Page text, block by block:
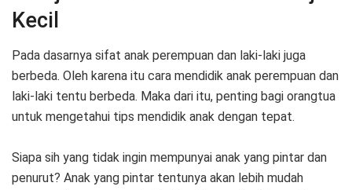
Kecil
Pada dasarnya sifat anak perempuan dan laki-laki juga
berbeda. Oleh karena itu cara mendidik anak perempuan dan
laki-laki tentu berbeda. Maka dari itu, penting bagi orangtua
untuk mengetahui tips mendidik anak dengan tepat.
Siapa sih yang tidak ingin mempunyai anak yang pintar dan
penurut? Anak yang pintar tentunya akan lebih mudah